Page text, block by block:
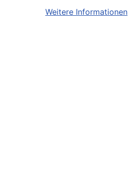
Weitere Informationen